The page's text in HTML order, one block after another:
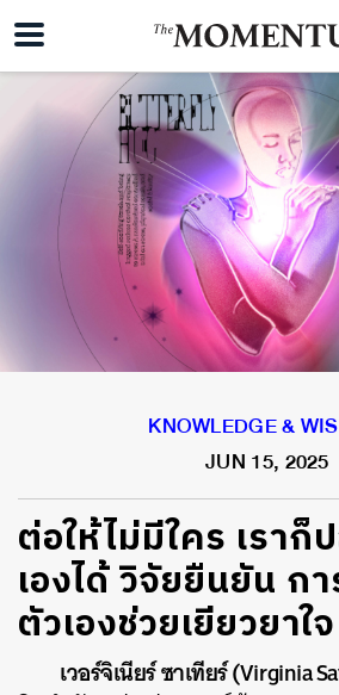
KNOWLEDGE &
JUN 15, 2025
ต่อให้ไม่มีใคร เราก็
เองได้ วิจัยยืนยัน ก
ตัวเองช่วยเยียวยาใจ
เวอร์จิเนียร์ ซาเทียร์ (Virginia